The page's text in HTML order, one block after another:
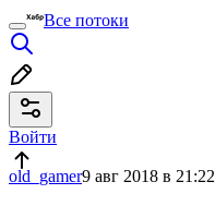
Все потоки
Войти
old_gamer9 авг 2018 в 21:22